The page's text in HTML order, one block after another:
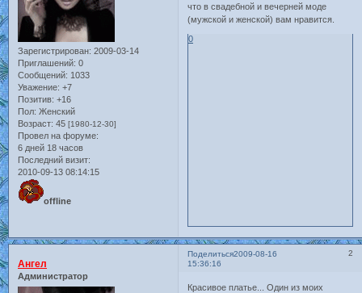
Зарегистрирован: 2009-03-14
Приглашений: 0
Сообщений: 1033
Уважение: +7
Позитив: +16
Пол: Женский
Возраст: 45 [1980-12-30]
Провел на форуме:
6 дней 18 часов
Последний визит:
2010-09-13 08:14:15
offline
что в свадебной и вечерней моде
(мужской и женской) вам нравится.
0
Поделиться 2
2009-08-16
15:36:16
Ангел
Администратор
Красивое платье... Один из моих